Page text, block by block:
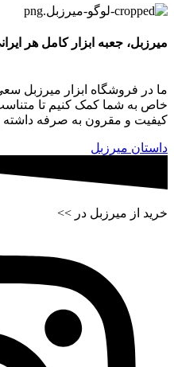
میرزبل، جعبه ابزار کامل هر
ما در فروشگاه ابزار میرزبل
خاص به شما کمک کنیم تا متناسب
کیفیت و مقرون به صرفه داشته
داستان میرزبل
خرید از میرزبل در >>